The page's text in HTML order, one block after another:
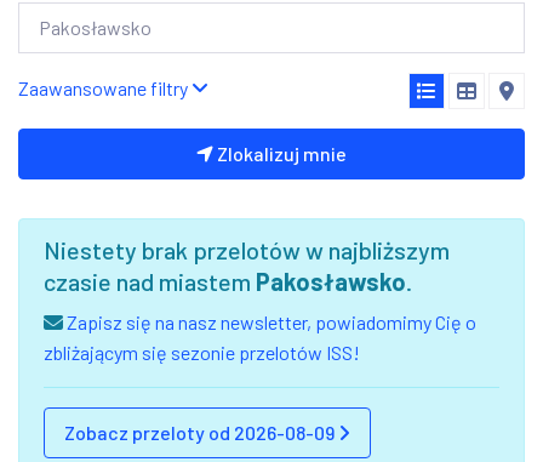
Zaawansowane filtry
Zlokalizuj mnie
Niestety brak przelotów w najbliższym
czasie nad miastem Pakosławsko.
Zapisz się na nasz newsletter, powiadomimy Cię o
zbliżającym się sezonie przelotów ISS!
Zobacz przeloty od 2026-08-09